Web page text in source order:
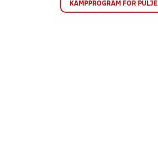
KAMPPROGRAM FOR PULJE